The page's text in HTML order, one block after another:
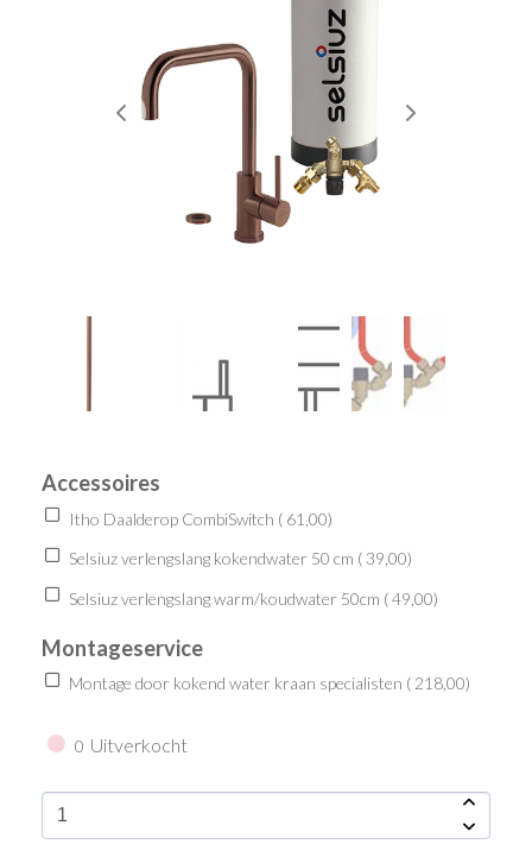
Accessoires
Itho Daalderop CombiSwitch ( 61,00)
Selsiuz verlengslang kokendwater 50 cm (39,00)
Selsiuz verlengslang warm/koudwater 50cm (49,00)
Montageservice
Montage door kokend water kraan specialisten ( 218,00)
0 Uitverkocht